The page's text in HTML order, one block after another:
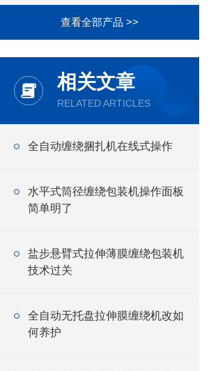
查看全部产品 >>
相关文章
RELATED ARTICLES
全自动缠绕捆扎机在线式操作
水平式筒径缠绕包装机操作面板
简单明了
盐步悬臂式拉伸薄膜缠绕包装机
技术过关
全自动无托盘拉伸膜缠绕机改如
何养护